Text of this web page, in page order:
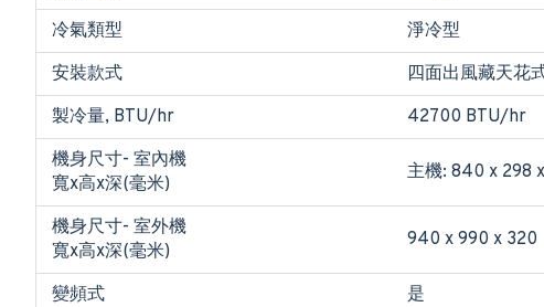
冷氣類型
淨冷型
安裝款式
四面出風藏天花
製冷量, BTU/hr
42700 BTU/hr
機身尺寸- 室內機
寬x高x深(毫米)
主機: 840 x 298
機身尺寸- 室外機
寬x高x深(毫米)
940 x 990 x 320
變頻式
是